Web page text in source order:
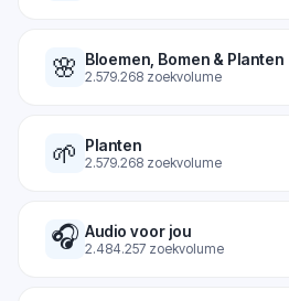
🌸 Bloemen, Bomen & Planten
2.579.268 zoekvolume
🌱 Planten
2.579.268 zoekvolume
🎧 Audio voor jou
2.484.257 zoekvolume